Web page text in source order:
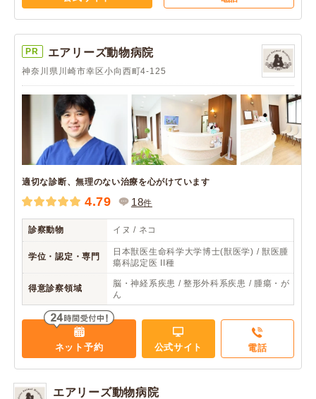
PR エアリーズ動物病院
神奈川県川崎市幸区小向西町4-125
適切な診断、無理のない治療を心がけています
4.79 18件
診察動物 イヌ / ネコ
学位・認定・専門
日本獣医生命科学大学博士(獣医学) / 獣医腫
瘍科認定医 II種
得意診察領域
脳・神経系疾患 / 整形外科系疾患 / 腫瘍・が
ん
ネット予約 公式サイト 電話
エアリーズ動物病院